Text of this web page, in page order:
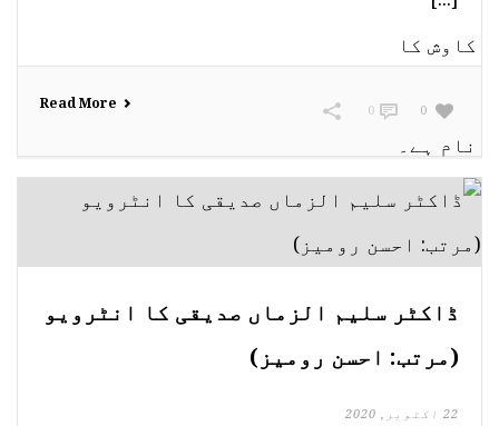
Read More 0
0
ڈاکٹر سلیم الزماں صدیقی کا انٹرویو
(مرتب: احسن رومیز)
22 اکتوبر, 2020